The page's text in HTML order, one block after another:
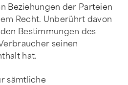
Beziehungen der Parteien
Recht. Unberührt davon
Bestimmungen des
seinen
hat.
sämtliche